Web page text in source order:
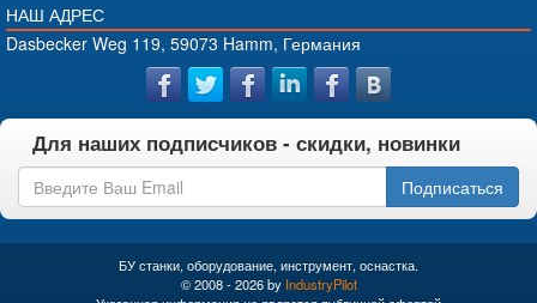
НАШ АДРЕС
Dasbecker Weg 119, 59073 Hamm, Германия
Для наших подписчиков - скидки, новинки
Подписаться
БУ станки, оборудование, инструмент, оснастка.
© 2008 - 2026 by IndustryPilot